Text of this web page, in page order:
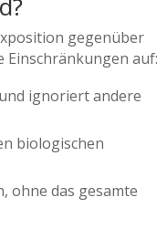
gegenüber
auf:
ignoriert andere
biologischen
ohne das gesamte